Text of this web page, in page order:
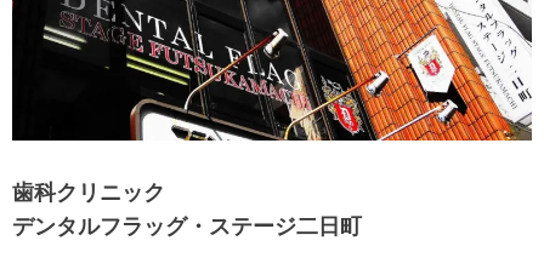
歯科クリニック
デンタルフラッグ・ステージ二日町